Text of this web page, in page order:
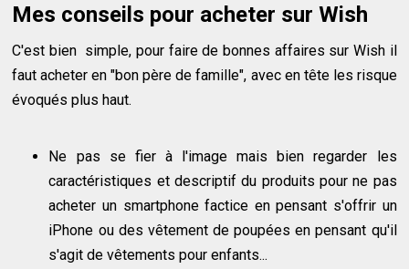
Mes conseils pour acheter sur Wish
C'est bien simple, pour faire de bonnes affaires sur Wish il
faut acheter en "bon père de famille", avec en tête les risque
évoqués plus haut.
Ne pas se fier à l'image mais bien regarder les
caractéristiques et descriptif du produits pour ne pas
acheter un smartphone factice en pensant s'offrir un
iPhone ou des vêtement de poupées en pensant qu'il
s'agit de vêtements pour enfants...